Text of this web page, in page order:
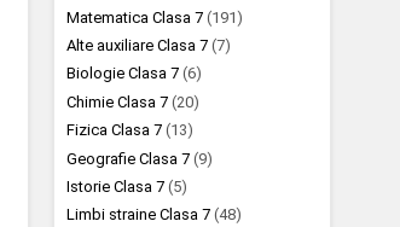
Matematica Clasa 7(191)
Alte auxiliare Clasa 7(7)
Biologie Clasa 7(6)
Chimie Clasa 7(20)
Fizica Clasa 7(13)
Geografie Clasa 7(9)
Istorie Clasa 7(5)
Limbi straine Clasa 7(48)